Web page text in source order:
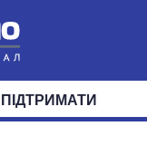
ПІДТРИМАТИ